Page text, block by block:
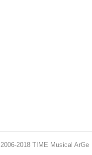
2006-2018 TIME Musical ArGe